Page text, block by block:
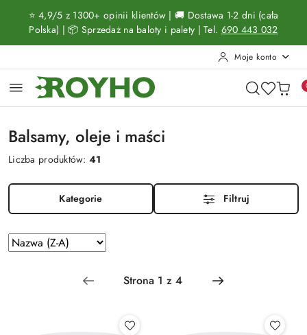
Przejdź do treści głównej
Przejdź do wyszukiwarki
Przejdź do moje konto
Przejdź do menu głównego
Przejdź do stopki
⭐ 4,9/5 z 1300+ opinii klientów | 🚚 Dostawa 1-2 dni (cała
Polska) | 📦 Sprzedaż na baloty i palety | Tel. 690 443 032
Moje konto
Balsamy, oleje i maści
Liczba produktów:41
Kategorie Filtruj
Zastosowano
sortowanie:
Sortuj
według